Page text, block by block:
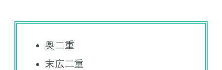
奥二重
末広二重